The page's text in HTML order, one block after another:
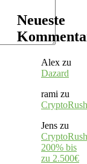
Neueste
Alex zu
Dazard
rami zu
CryptoRush
Jens zu
200% bis
zu 2.500€